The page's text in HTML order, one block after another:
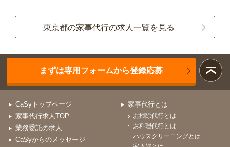
東京都の家事代行の求人一覧を見る
まずは専用フォームから登録応募
CaSyトップページ
家事代行求人TOP
業務委託の求人
CaSyからのメッセージ
家事代行とは
お掃除代行とは
お料理代行とは
ハウスクリーニングとは